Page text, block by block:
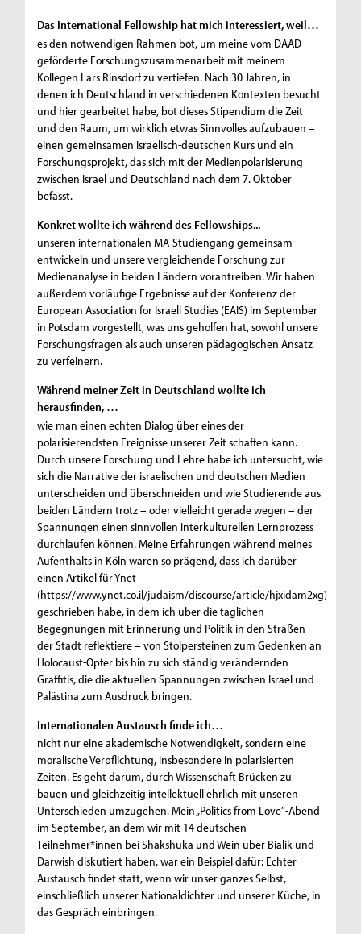
Das International Fellowship hat mich interessiert, weil…
es den notwendigen Rahmen bot, um meine vom DAAD
geförderte Forschungszusammenarbeit mit meinem
Kollegen Lars Rinsdorf zu vertiefen. Nach 30 Jahren, in
denen ich Deutschland in verschiedenen Kontexten besucht
und hier gearbeitet habe, bot dieses Stipendium die Zeit
und den Raum, um wirklich etwas Sinnvolles aufzubauen –
einen gemeinsamen israelisch-deutschen Kurs und ein
Forschungsprojekt, das sich mit der Medienpolarisierung
zwischen Israel und Deutschland nach dem 7. Oktober
befasst.
Konkret wollte ich während des Fellowships...
unseren internationalen MA-Studiengang gemeinsam
entwickeln und unsere vergleichende Forschung zur
Medienanalyse in beiden Ländern vorantreiben. Wir haben
außerdem vorläufige Ergebnisse auf der Konferenz der
European Association for Israeli Studies (EAIS) im September
in Potsdam vorgestellt, was uns geholfen hat, sowohl unsere
Forschungsfragen als auch unseren pädagogischen Ansatz
zu verfeinern.
Während meiner Zeit in Deutschland wollte ich
herausfinden, …
wie man einen echten Dialog über eines der
polarisierendsten Ereignisse unserer Zeit schaffen kann.
Durch unsere Forschung und Lehre habe ich untersucht, wie
sich die Narrative der israelischen und deutschen Medien
unterscheiden und überschneiden und wie Studierende aus
beiden Ländern trotz – oder vielleicht gerade wegen – der
Spannungen einen sinnvollen interkulturellen Lernprozess
durchlaufen können. Meine Erfahrungen während meines
Aufenthalts in Köln waren so prägend, dass ich darüber
einen Artikel für Ynet
(https://www.ynet.co.il/judaism/discourse/article/hjxidam2xg)
geschrieben habe, in dem ich über die täglichen
Begegnungen mit Erinnerung und Politik in den Straßen
der Stadt reflektiere – von Stolpersteinen zum Gedenken an
Holocaust-Opfer bis hin zu sich ständig verändernden
Graffitis, die die aktuellen Spannungen zwischen Israel und
Palästina zum Ausdruck bringen.
Internationalen Austausch finde ich…
nicht nur eine akademische Notwendigkeit, sondern eine
moralische Verpflichtung, insbesondere in polarisierten
Zeiten. Es geht darum, durch Wissenschaft Brücken zu
bauen und gleichzeitig intellektuell ehrlich mit unseren
Unterschieden umzugehen. Mein „Politics from Love”-Abend
im September, an dem wir mit 14 deutschen
Teilnehmer*innen bei Shakshuka und Wein über Bialik und
Darwish diskutiert haben, war ein Beispiel dafür: Echter
Austausch findet statt, wenn wir unser ganzes Selbst,
einschließlich unserer Nationaldichter und unserer Küche, in
das Gespräch einbringen.